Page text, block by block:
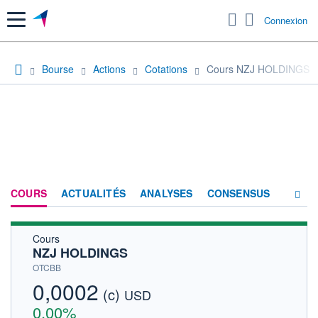
Menu Connexion
Bourse Actions Cotations Cours NZJ HOLDINGS
COURS ACTUALITÉS ANALYSES CONSENSUS
Cours
NZJ HOLDINGS
OTCBB
0,0002 (c) USD
0,00%